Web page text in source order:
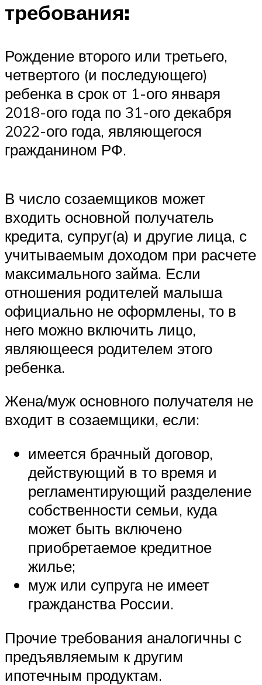
требования:
Рождение второго или третьего,
четвертого (и последующего)
ребенка в срок от 1-ого января
2018-ого года по 31-ого декабря
2022-ого года, являющегося
гражданином РФ.
В число созаемщиков может
входить основной получатель
кредита, супруг(а) и другие лица, с
учитываемым доходом при расчете
максимального займа. Если
отношения родителей малыша
официально не оформлены, то в
него можно включить лицо,
являющееся родителем этого
ребенка.
Жена/муж основного получателя не
входит в созаемщики, если:
имеется брачный договор,
действующий в то время и
регламентирующий разделение
собственности семьи, куда
может быть включено
приобретаемое кредитное
жилье;
муж или супруга не имеет
гражданства России.
Прочие требования аналогичны с
предъявляемым к другим
ипотечным продуктам.